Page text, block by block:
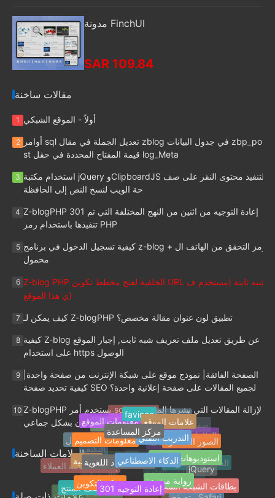
مدونة FinchUI
SAR 109.84
مقالات ساخنة
1 أولاً - الموقع الشبكي
2
أوامر sql تعديل الجملة في مقال zblog في جدول البيانات zbp_po
st قيمة المفتاح المحددة في حقل log_Meta
3 استخدام مكتبة jQuery وClipboardJS لتنفيذ محتوى النقر على صف
حة الويب لنسخ النص إلى الحافظة
4 Z-blogPHP 301 إعادة التوجيه من اثنين من النهج المختلفة التي تم
تنفيذها باستخدام رمز PHP
5 كيفية تسجيل الدخول في برنامج z-blog + رمز التحقق من الهاتف ال
محمول
6 Z-blog PHP الخلفية لفتح مخطط تكوين URL شبه ثابتة (مستخدم ف
ي هذا الموقع)
7 كيف يمكن لـ Z-blogPHP تطبيق لون عنوان مقالة مخصص؟
8 كيفية Z-blog عن طريق تعديل ملف تعريف شبه ثابت, إجبار الموقع
على استخدام https الوصول
9
الصفحة الفائقة| نموذج موقع على شبكة الإنترنت من صفحة واحدة|
كيفية تحديد صفحة SEO لجميع المقالات على صفحة إعلانية واحدة؟
10 Z-blogPHP يستخدم أمر sql لإزالة المقالات التي نشرها المستخدمو
ن المحددون بشكل جماعي
العلامات الساخنة
Z-blogPHP
FinchUI
التنقل في الموقع
صفحة واحدة على شبكة الإنترنت
إضافة Z-Blog
الحسابات العامة
الاستجابة
التكيف
Jquery
موقع المدونةأحدث العلامات
العلامات الساخنة
العلامات العشوائية
ملحق WordPress
إضافات خدمة العملاء
موقع الانتقال
معلومات الموقع
favicon
علامات الموقع
الصور المصغرة
jQuery
وصف المنتج
أكاديمية
معلومات التصميم
مركز المساعدة
التدريب التقني
استوديوهات الشبكة
بطاقات الشبكة الشخصية
شبكة التكوين
شبكة المواد اللغوية
الذكاء الاصطناعي
رواية منفردة
301 إعادة التوجيه